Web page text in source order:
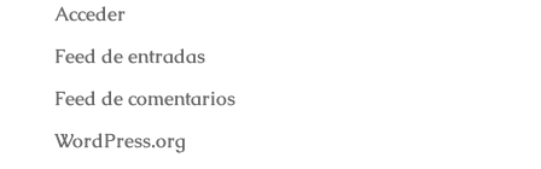
Acceder
Feed de entradas
Feed de comentarios
WordPress.org